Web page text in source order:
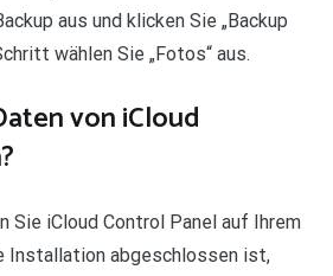
aus und klicken Sie „Backup
wählen Sie „Fotos“ aus.
von iCloud
Sie iCloud Control Panel auf Ihrem
Installation abgeschlossen ist,